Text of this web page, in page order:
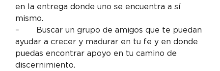
en la entrega donde uno se encuentra a sí
mismo.
–       Buscar un grupo de amigos que te puedan
ayudar a crecer y madurar en tu fe y en donde
puedas encontrar apoyo en tu camino de
discernimiento.